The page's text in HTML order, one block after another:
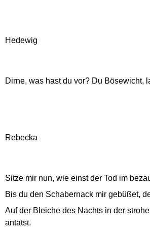
Hedewig
Dirne, was hast du vor? Du Bösewicht,
Rebecka
Sitze mir nun, wie einst der Tod im
Bis du den Schabernack mir gebüßet,
Auf der Bleiche des Nachts in der
antatst.